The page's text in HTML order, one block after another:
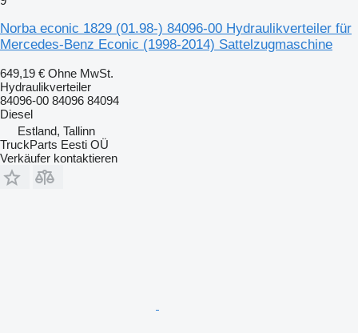
Norba econic 1829 (01.98-) 84096-00 Hydraulikverteiler für
Mercedes-Benz Econic (1998-2014) Sattelzugmaschine
649,19 € Ohne MwSt.
Hydraulikverteiler
84096-00 84096 84094
Diesel
Estland, Tallinn
TruckParts Eesti OÜ
Verkäufer kontaktieren